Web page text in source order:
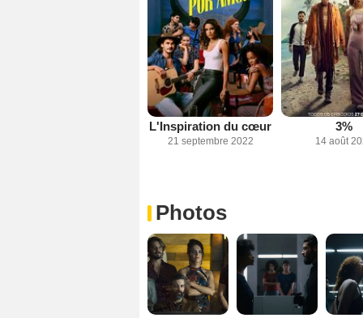
L'Inspiration du cœur
21 septembre 2022
3%
14 août
Photos